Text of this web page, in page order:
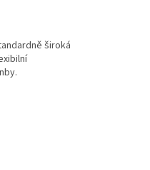
široká